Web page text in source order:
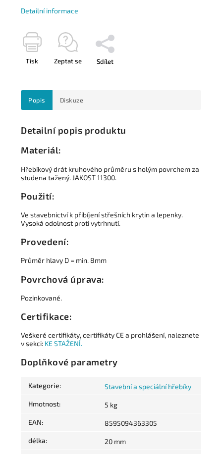
Detailní informace
Tisk Zeptat se Sdílet
Popis Diskuze
Detailní popis produktu
Materiál:
Hřebíkový drát kruhového průměru s holým povrchem za
studena tažený. JAKOST 11300.
Použití:
Ve stavebnictví k přibíjení střešních krytin a lepenky.
Vysoká odolnost proti vytrhnutí.
Provedení:
Průměr hlavy D = min. 8mm
Povrchová úprava:
Pozinkované.
Certifikace:
Veškeré certifikáty, certifikáty CE a prohlášení, naleznete
v sekci: KE STAŽENÍ.
Doplňkové parametry
Kategorie: Stavební a speciální hřebíky
Hmotnost: 5 kg
EAN: 8595094363305
délka: 20 mm